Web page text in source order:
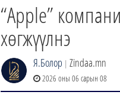
“Apple”
хөгжүүлнэ
Я.Болор | Zindaa.mn
2026 оны 06 сарын 08